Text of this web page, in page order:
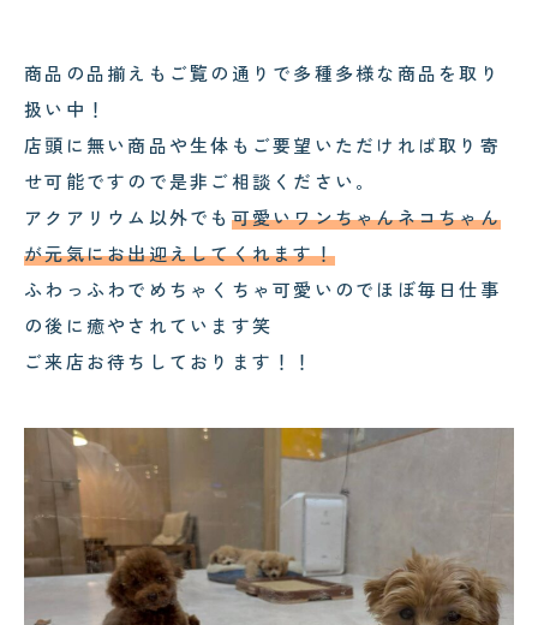
商品の品揃えもご覧の通りで多種多様な商品を取り
扱い中！
店頭に無い商品や生体もご要望いただければ取り寄
せ可能ですので是非ご相談ください。
アクアリウム以外でも 可愛いワンちゃんネコちゃん
が元気にお出迎えしてくれます！
ふわっふわでめちゃくちゃ可愛いのでほぼ毎日仕事
の後に癒やされています笑
ご来店お待ちしております！！